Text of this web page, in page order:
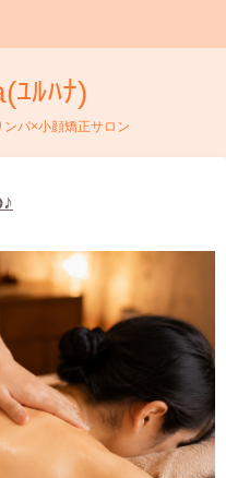
ﾕﾙﾊﾅ)
パ×小顔矯正サロン